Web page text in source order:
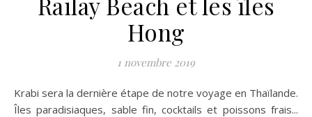
Hong
1 novembre 2019
Krabi sera la dernière étape de notre voyage en Thaïlande.
Îles paradisiaques, sable fin, cocktails et poissons frais...